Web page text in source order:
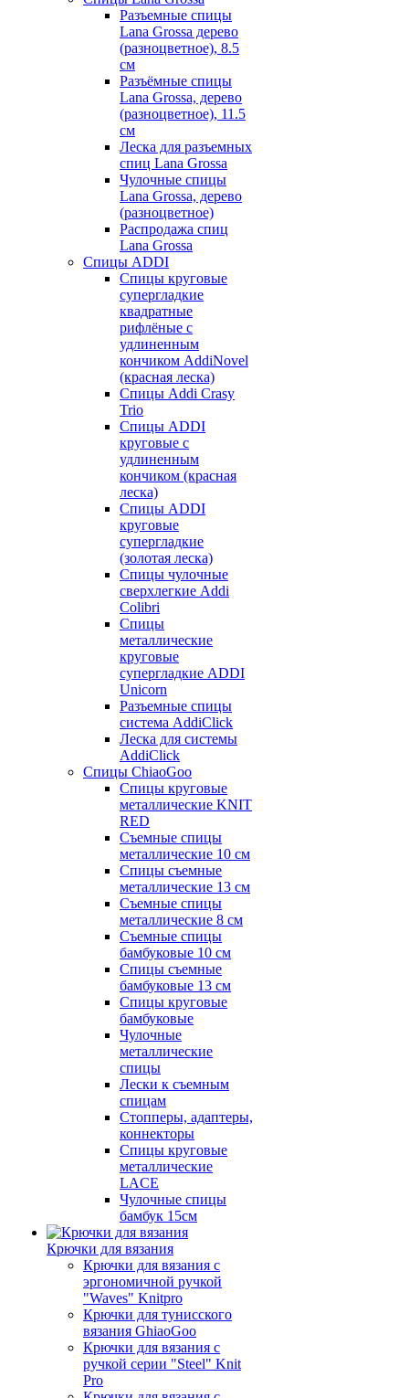
Разъемные спицы
Lana Grossa дерево
(разноцветное), 8.5
см
Разъёмные спицы
Lana Grossa, дерево
(разноцветное), 11.5
см
Леска для разъемных
спиц Lana Grossa
Чулочные спицы
Lana Grossa, дерево
(разноцветное)
Распродажа спиц
Lana Grossa
Спицы ADDI
Спицы круговые
супергладкие
квадратные
рифлёные с
удлиненным
кончиком AddiNovel
(красная леска)
Спицы Addi Crasy
Trio
Спицы ADDI
круговые с
удлиненным
кончиком (красная
леска)
Спицы ADDI
круговые
супергладкие
(золотая леска)
Спицы чулочные
сверхлегкие Addi
Colibri
Спицы
металлические
круговые
супергладкие ADDI
Unicorn
Разъемные спицы
система AddiClick
Леска для системы
AddiClick
Спицы ChiaoGoo
Спицы круговые
металлические KNIT
RED
Съемные спицы
металлические 10 см
Спицы съемные
металлические 13 см
Съемные спицы
металлические 8 см
Съемные спицы
бамбуковые 10 см
Спицы съемные
бамбуковые 13 см
Спицы круговые
бамбуковые
Чулочные
металлические
спицы
Лески к съемным
спицам
Стопперы, адаптеры,
коннекторы
Спицы круговые
металлические
LACE
Чулочные спицы
бамбук 15см
Крючки для вязания
Крючки для вязания с
эргономичной ручкой
"Waves" Knitpro
Крючки для тунисского
вязания GhiaoGoo
Крючки для вязания с
ручкой серии "Steel" Knit
Pro